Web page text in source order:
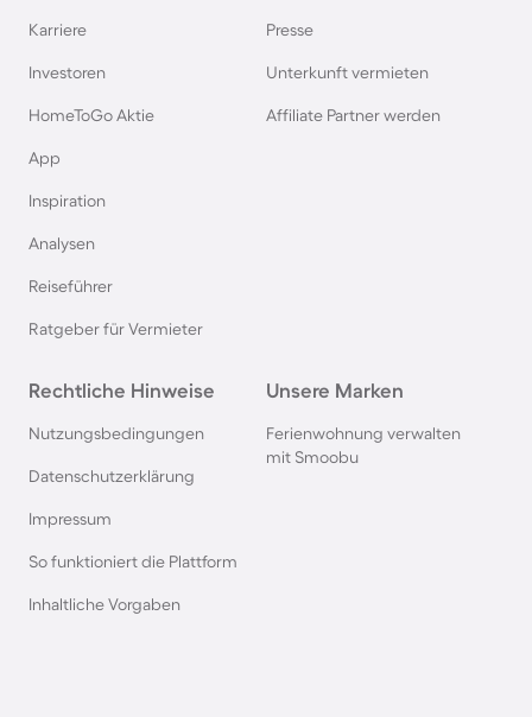
Hütten in Norwegen
Hütten in Bayern
Hütten in der Schweiz
Hütten in der Bretagne
Hütten in Südschweden
Karriere
Investoren
HomeToGo Aktie
App
Inspiration
Analysen
Reiseführer
Ratgeber für Vermieter
Presse
Unterkunft vermieten
Affiliate Partner werden
Rechtliche Hinweise
Nutzungsbedingungen
Datenschutzerklärung
Impressum
So funktioniert die Plattform
Inhaltliche Vorgaben
Unsere Marken
Ferienwohnung verwalten
mit Smoobu